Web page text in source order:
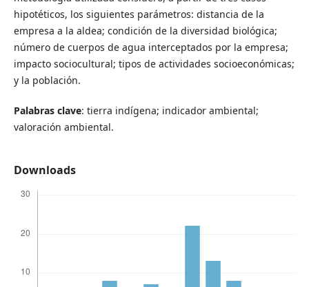
hipotéticos, los siguientes parámetros: distancia de la
empresa a la aldea; condición de la diversidad biológica;
número de cuerpos de agua interceptados por la empresa;
impacto sociocultural; tipos de actividades socioeconómicas;
y la población.
Palabras clave: tierra indígena; indicador ambiental;
valoración ambiental.
Downloads